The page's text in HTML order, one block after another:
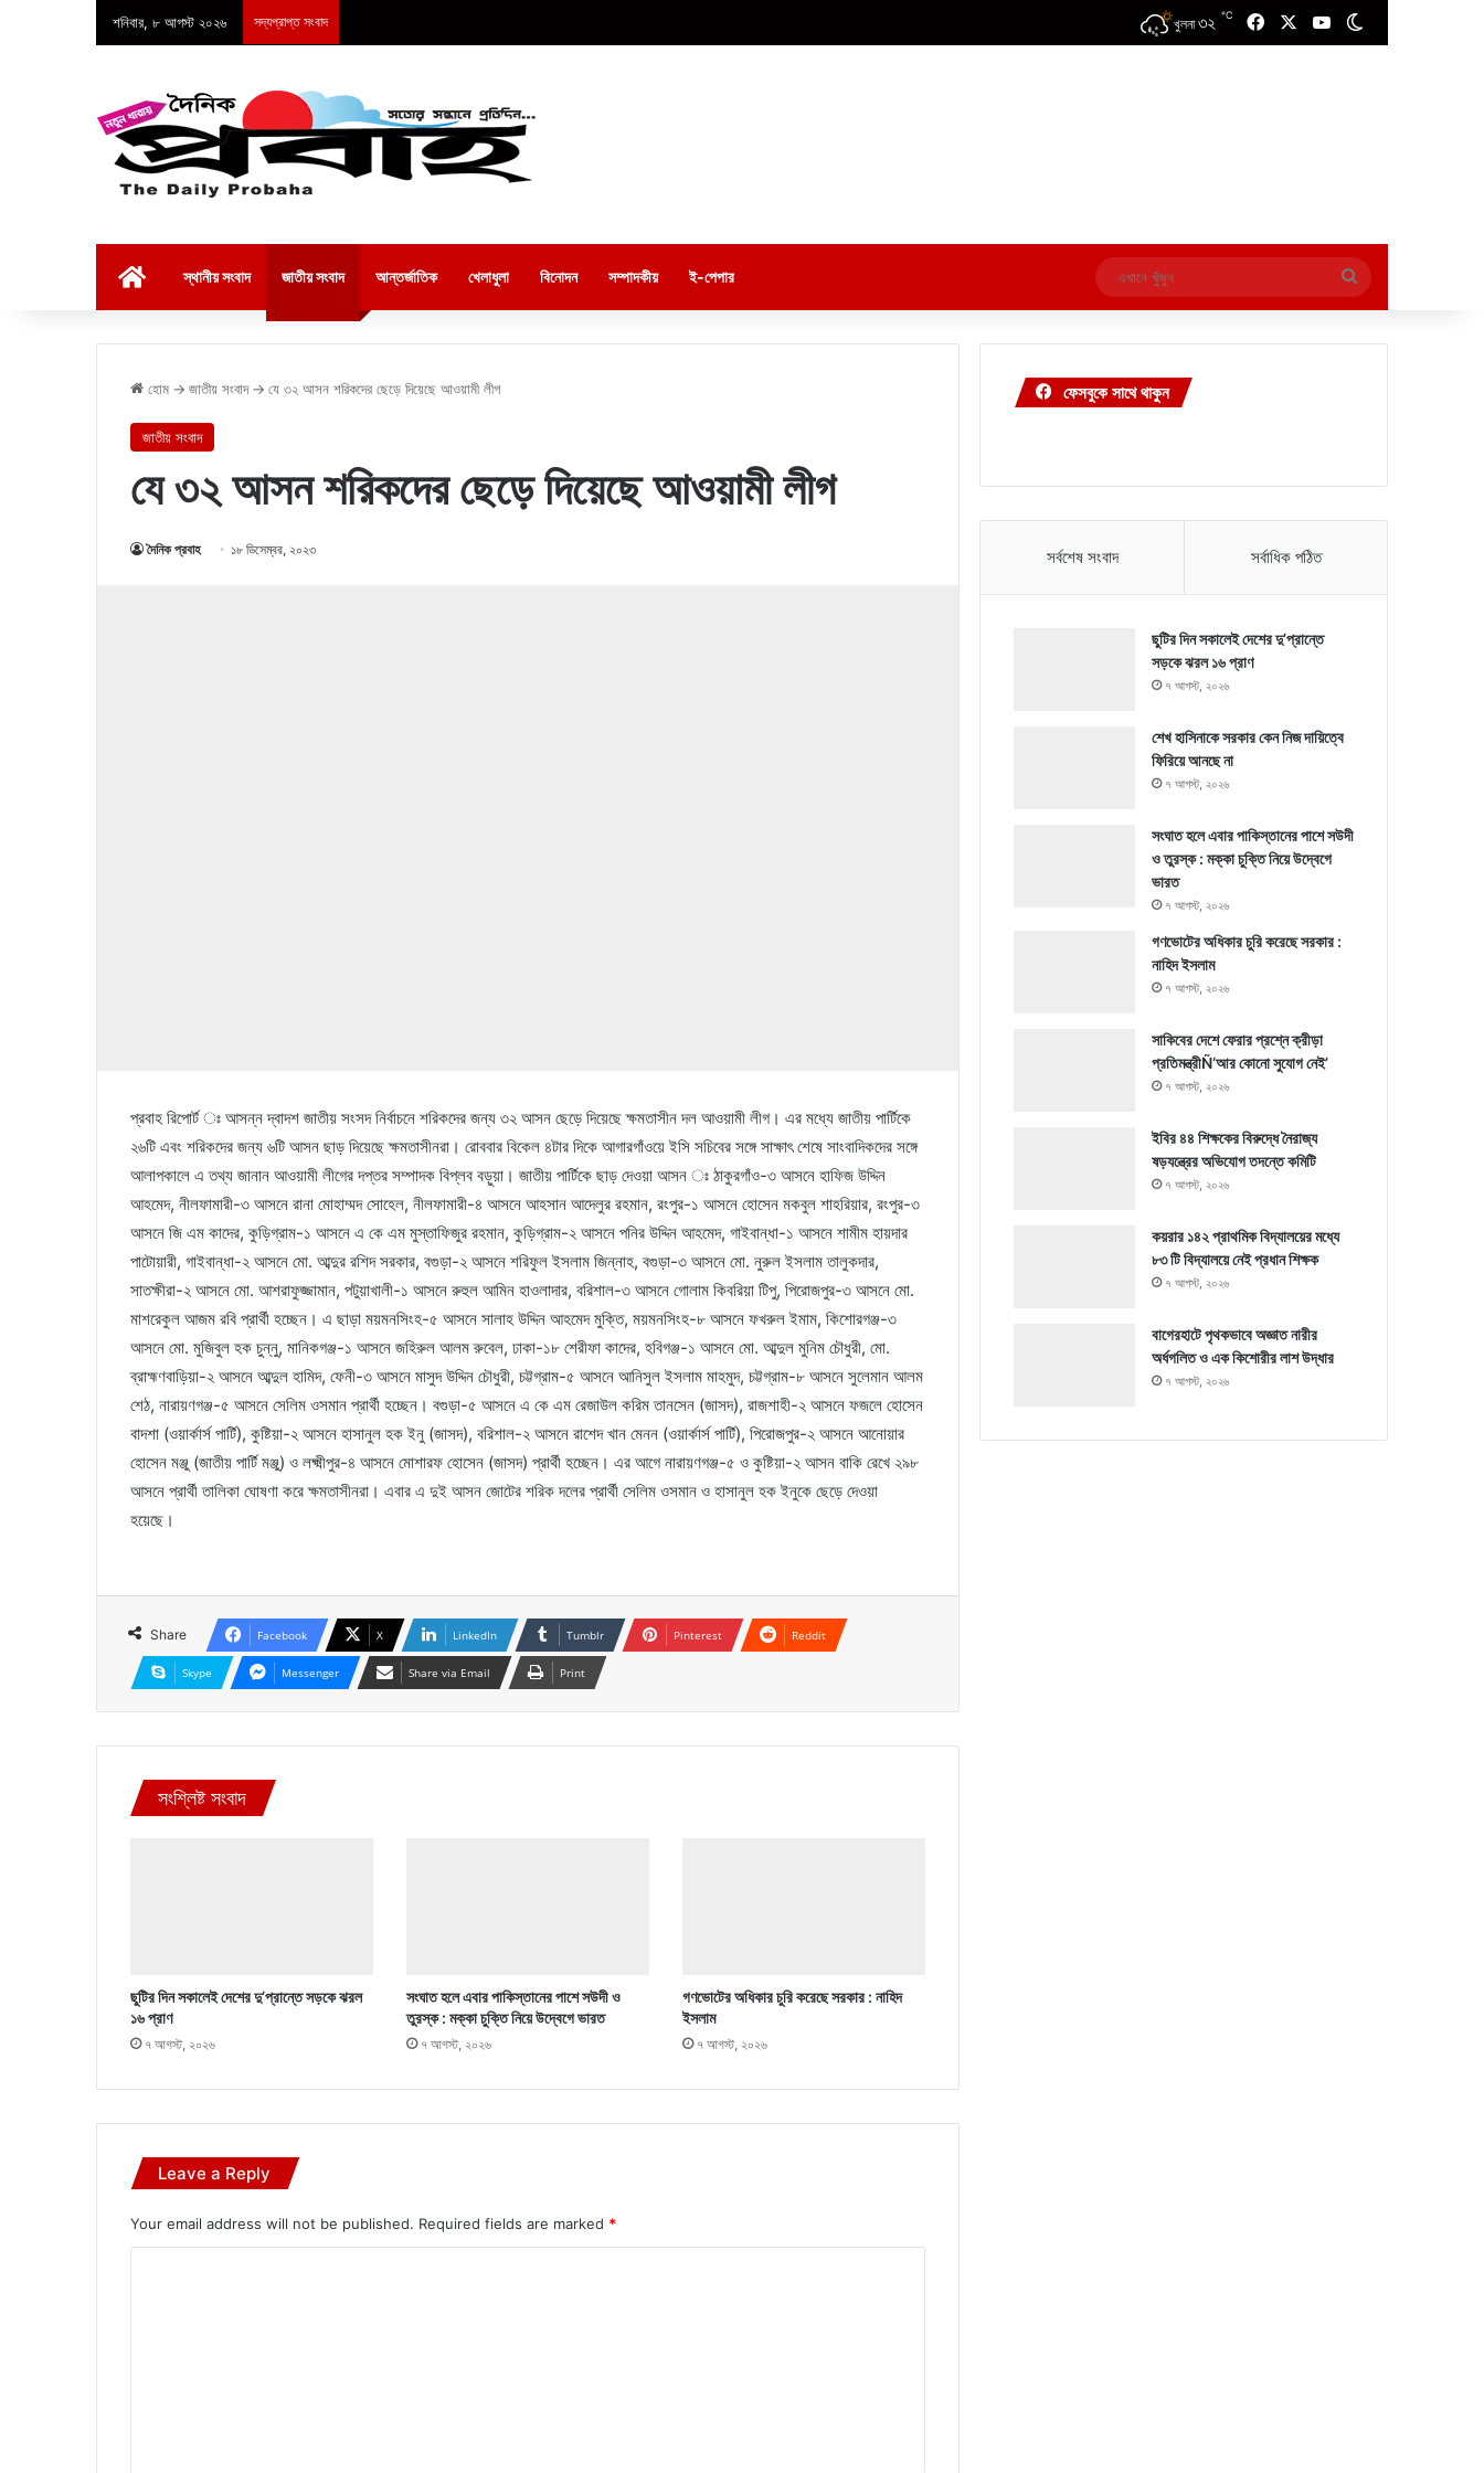
শনিবার, ৮ আগস্ট ২০২৬ সদ্যপ্রাপ্ত সংবাদ খুলনা ৩২ ℃ FacebookYouTube
স্থানীয় সংবাদ জাতীয় সংবাদ আন্তর্জাতিক খেলাধুলা বিনোদন সম্পাদকীয় ই-পেপার
এখানে
খুঁজুন
হোম → জাতীয় সংবাদ → যে ৩২ আসন শরিকদের ছেড়ে দিয়েছে আওয়ামী লীগ
জাতীয় সংবাদ
যে ৩২ আসন শরিকদের ছেড়ে দিয়েছে আওয়ামী লীগ
দৈনিক প্রবাহ ১৮ ডিসেম্বর, ২০২৩
প্রবাহ রিপোর্ট ঃ আসন্ন দ্বাদশ জাতীয় সংসদ নির্বাচনে শরিকদের জন্য ৩২ আসন ছেড়ে দিয়েছে ক্ষমতাসীন দল আওয়ামী লীগ। এর মধ্যে জাতীয় পার্টিকে
২৬টি এবং শরিকদের জন্য ৬টি আসন ছাড় দিয়েছে ক্ষমতাসীনরা। রোববার বিকেল ৪টার দিকে আগারগাঁওয়ে ইসি সচিবের সঙ্গে সাক্ষাৎ শেষে সাংবাদিকদের সঙ্গে
আলাপকালে এ তথ্য জানান আওয়ামী লীগের দপ্তর সম্পাদক বিপ্লব বড়ুয়া। জাতীয় পার্টিকে ছাড় দেওয়া আসন ঃ ঠাকুরগাঁও-৩ আসনে হাফিজ উদ্দিন
আহমেদ, নীলফামারী-৩ আসনে রানা মোহাম্মদ সোহেল, নীলফামারী-৪ আসনে আহসান আদেলুর রহমান, রংপুর-১ আসনে হোসেন মকবুল শাহরিয়ার, রংপুর-৩
আসনে জি এম কাদের, কুড়িগ্রাম-১ আসনে এ কে এম মুস্তাফিজুর রহমান, কুড়িগ্রাম-২ আসনে পনির উদ্দিন আহমেদ, গাইবান্ধা-১ আসনে শামীম হায়দার
পাটোয়ারী, গাইবান্ধা-২ আসনে মো. আব্দুর রশিদ সরকার, বগুড়া-২ আসনে শরিফুল ইসলাম জিন্নাহ, বগুড়া-৩ আসনে মো. নুরুল ইসলাম তালুকদার,
সাতক্ষীরা-২ আসনে মো. আশরাফুজ্জামান, পটুয়াখালী-১ আসনে রুহুল আমিন হাওলাদার, বরিশাল-৩ আসনে গোলাম কিবরিয়া টিপু, পিরোজপুর-৩ আসনে মো.
মাশরেকুল আজম রবি প্রার্থী হচ্ছেন। এ ছাড়া ময়মনসিংহ-৫ আসনে সালাহ উদ্দিন আহমেদ মুক্তি, ময়মনসিংহ-৮ আসনে ফখরুল ইমাম, কিশোরগঞ্জ-৩
আসনে মো. মুজিবুল হক চুন্নু, মানিকগঞ্জ-১ আসনে জহিরুল আলম রুবেল, ঢাকা-১৮ শেরীফা কাদের, হবিগঞ্জ-১ আসনে মো. আব্দুল মুনিম চৌধুরী, মো.
ব্রাহ্মণবাড়িয়া-২ আসনে আব্দুল হামিদ, ফেনী-৩ আসনে মাসুদ উদ্দিন চৌধুরী, চট্টগ্রাম-৫ আসনে আনিসুল ইসলাম মাহমুদ, চট্টগ্রাম-৮ আসনে সুলেমান আলম
শেঠ, নারায়ণগঞ্জ-৫ আসনে সেলিম ওসমান প্রার্থী হচ্ছেন। বগুড়া-৫ আসনে এ কে এম রেজাউল করিম তানসেন (জাসদ), রাজশাহী-২ আসনে ফজলে হোসেন
বাদশা (ওয়ার্কার্স পার্টি), কুষ্টিয়া-২ আসনে হাসানুল হক ইনু (জাসদ), বরিশাল-২ আসনে রাশেদ খান মেনন (ওয়ার্কার্স পার্টি), পিরোজপুর-২ আসনে আনোয়ার
হোসেন মঞ্জু (জাতীয় পার্টি মঞ্জু) ও লক্ষ্মীপুর-৪ আসনে মোশারফ হোসেন (জাসদ) প্রার্থী হচ্ছেন। এর আগে নারায়ণগঞ্জ-৫ ও কুষ্টিয়া-২ আসন বাকি রেখে ২৯৮
আসনে প্রার্থী তালিকা ঘোষণা করে ক্ষমতাসীনরা। এবার এ দুই আসন জোটের শরিক দলের প্রার্থী সেলিম ওসমান ও হাসানুল হক ইনুকে ছেড়ে দেওয়া
হয়েছে।
Share Facebook X LinkedIn Tumblr Pinterest Reddit
Skype Messenger Share via Email Print
সংশ্লিষ্ট সংবাদ
ছুটির দিন সকালেই দেশের দু’প্রান্তে সড়কে ঝরল
১৬ প্রাণ
৭ আগস্ট, ২০২৬
সংঘাত হলে এবার পাকিস্তানের পাশে সউদী ও
তুরস্ক : মক্কা চুক্তি নিয়ে উদ্বেগে ভারত
৭ আগস্ট, ২০২৬
গণভোটের অধিকার চুরি করেছে সরকার : নাহিদ
ইসলাম
৭ আগস্ট, ২০২৬
Leave a Reply
Your email address will not be published. Required fields are marked *
ফেসবুকে সাথে থাকুন
সর্বশেষ সংবাদ সর্বাধিক পঠিত
ছুটির দিন সকালেই দেশের দু’প্রান্তে
সড়কে ঝরল ১৬ প্রাণ
৭ আগস্ট, ২০২৬
শেখ হাসিনাকে সরকার কেন নিজ দায়িত্বে
ফিরিয়ে আনছে না
৭ আগস্ট, ২০২৬
সংঘাত হলে এবার পাকিস্তানের পাশে সউদী
ও তুরস্ক : মক্কা চুক্তি নিয়ে উদ্বেগে
ভারত
৭ আগস্ট, ২০২৬
গণভোটের অধিকার চুরি করেছে সরকার :
নাহিদ ইসলাম
৭ আগস্ট, ২০২৬
সাকিবের দেশে ফেরার প্রশ্নে ক্রীড়া
প্রতিমন্ত্রীÑ‘আর কোনো সুযোগ নেই’
৭ আগস্ট, ২০২৬
ইবির ৪৪ শিক্ষকের বিরুদ্ধে নৈরাজ্য
ষড়যন্ত্রের অভিযোগ তদন্তে কমিটি
৭ আগস্ট, ২০২৬
কয়রার ১৪২ প্রাথমিক বিদ্যালয়ের মধ্যে
৮৩ টি বিদ্যালয়ে নেই প্রধান শিক্ষক
৭ আগস্ট, ২০২৬
বাগেরহাটে পৃথকভাবে অজ্ঞাত নারীর
অর্ধগলিত ও এক কিশোরীর লাশ উদ্ধার
৭ আগস্ট, ২০২৬